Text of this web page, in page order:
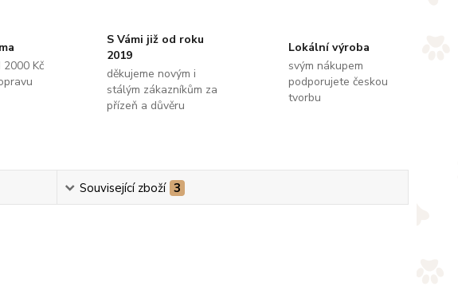
Kč
S Vámi již od roku
2019
děkujeme novým i
stálým zákazníkům za
přízeň a důvěru
Lokální výroba
svým nákupem
podporujete českou
tvorbu
Související zboží 3